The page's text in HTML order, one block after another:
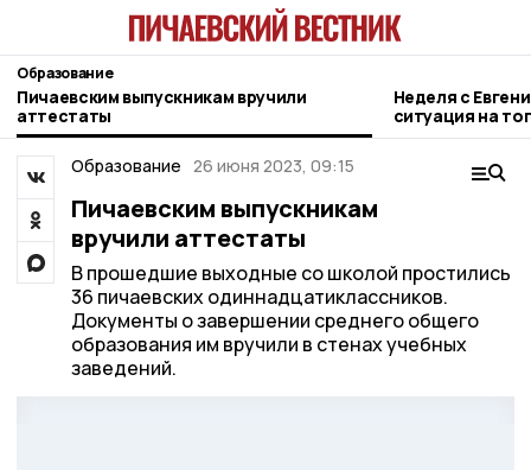
Образование
Пичаевским выпускникам вручили
аттестаты
Неделя с
ситуация на
городе и
Образование 26 июня 2023, 09:15
Пичаевским выпускникам
вручили аттестаты
В прошедшие выходные со школой простились
36 пичаевских одиннадцатиклассников.
Документы о завершении среднего общего
образования им вручили в стенах учебных
заведений.